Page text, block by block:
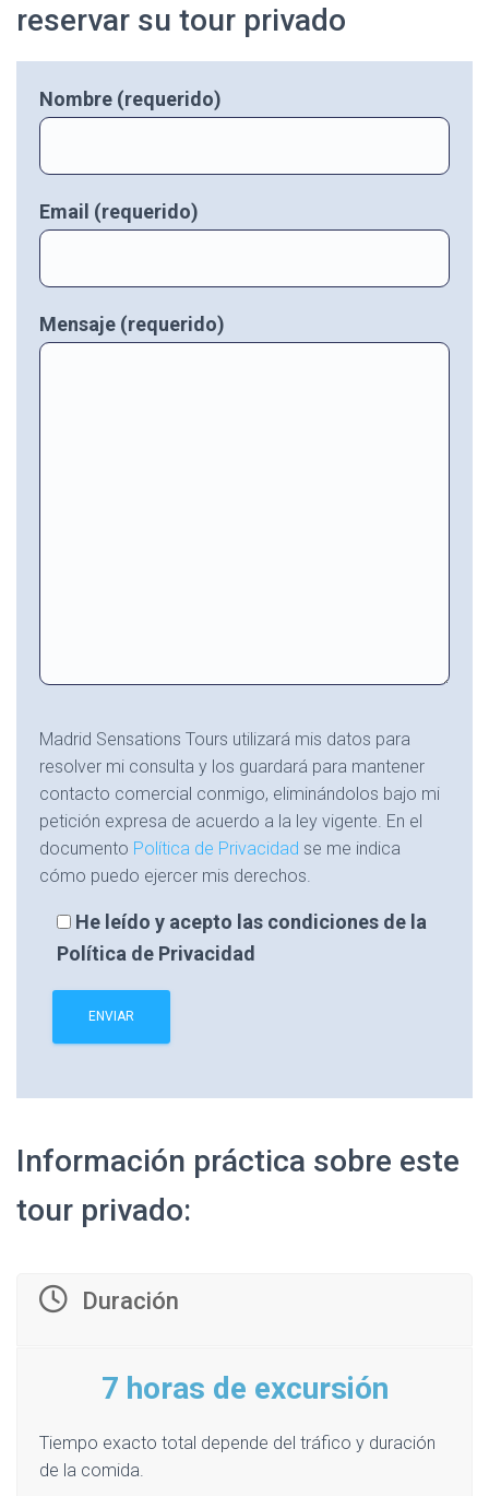
reservar su tour privado
Nombre (requerido)
Email (requerido)
Mensaje (requerido)
Madrid Sensations Tours utilizará mis datos para
resolver mi consulta y los guardará para mantener
contacto comercial conmigo, eliminándolos bajo mi
petición expresa de acuerdo a la ley vigente. En el
documento Política de Privacidad se me indica
cómo puedo ejercer mis derechos.
He leído y acepto las condiciones de la
Política de Privacidad
Información práctica sobre este
tour privado:
Duración
7 horas de excursión
Tiempo exacto total depende del tráfico y duración
de la comida.